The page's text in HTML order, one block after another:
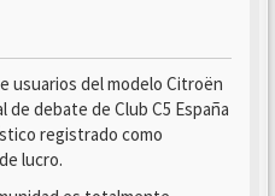
usuarios del modelo Citroën
de debate de Club C5 España
registrado como
lucro.